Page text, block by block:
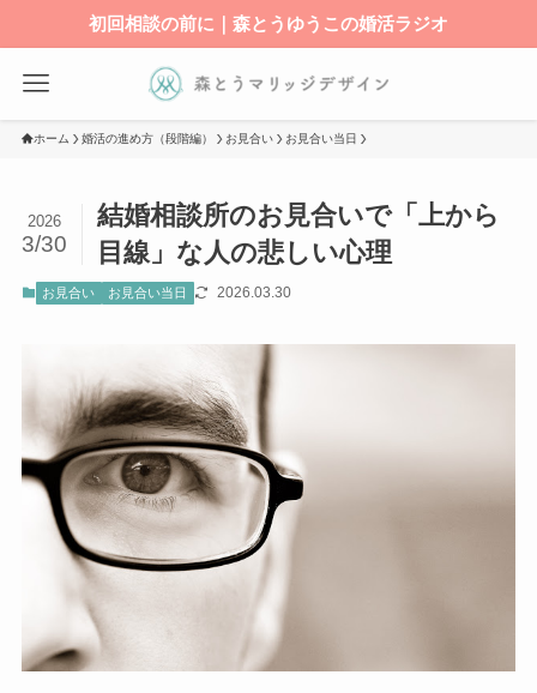
初回相談の前に｜森とうゆうこの婚活ラジオ
ホーム 婚活の進め方（段階編） お見合い お見合い当日
結婚相談所のお見合いで「上から
目線」な人の悲しい心理
2026
3/30
お見合い お見合い当日 2026.03.30